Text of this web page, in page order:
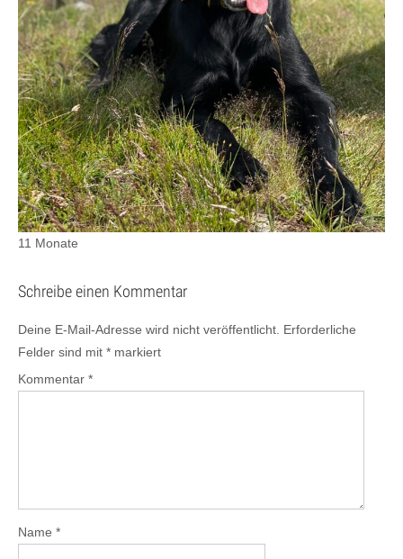
11 Monate
Schreibe einen Kommentar
Deine E-Mail-Adresse wird nicht veröffentlicht. Erforderliche
Felder sind mit * markiert
Kommentar *
Name *